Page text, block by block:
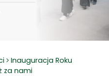
Inauguracja Roku
za nami